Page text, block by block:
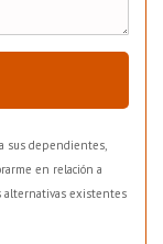
sus dependientes,
en relación a
alternativas existentes